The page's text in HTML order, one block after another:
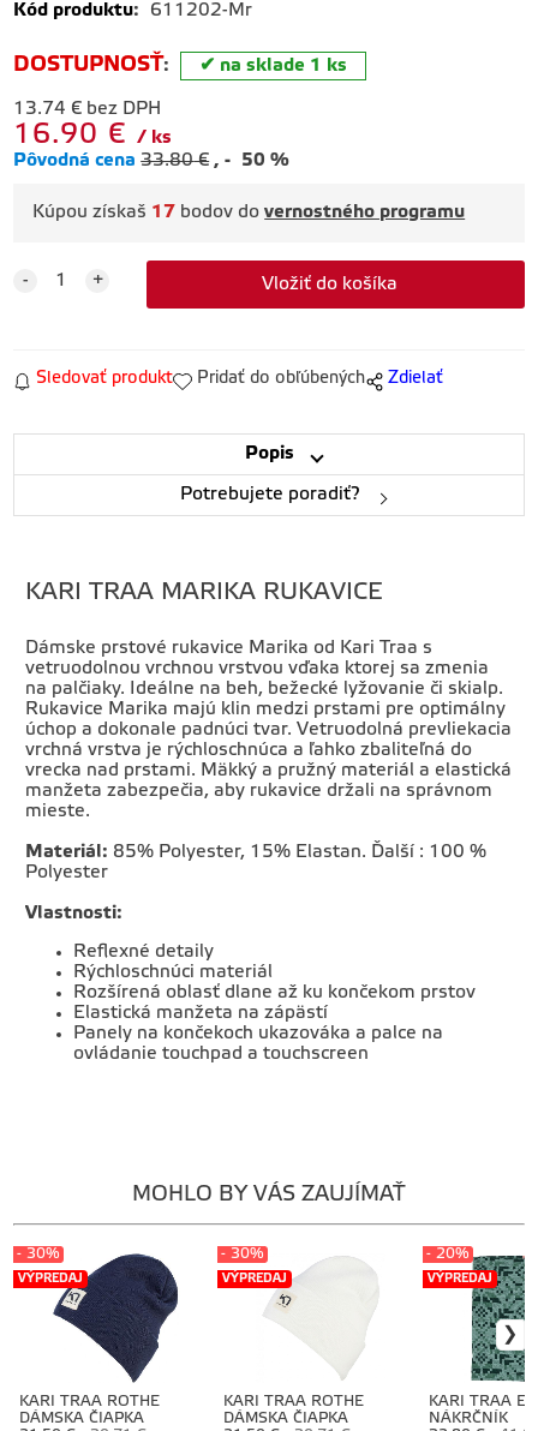
Kód produktu: 611202-Mr
DOSTUPNOSŤ: na sklade 1 ks
13.74 € bez DPH
16.90 €
ks
Pôvodná cena 33.80€ - 50 %
Kúpou získaš 17 bodov dovernostného programu
Sledovať produkt Pridať do obľúbených Zdielať
Popis
Potrebujete poradiť?
KARI TRAA MARIKA RUKAVICE
Dámske prstové rukavice Marika od Kari Traa s
vetruodolnou vrchnou vrstvou vďaka ktorej sa zmenia
na palčiaky. Ideálne na beh, bežecké lyžovanie či skialp.
Rukavice Marika majú klin medzi prstami pre optimálny
úchop a dokonale padnúci tvar. Vetruodolná prevliekacia
vrchná vrstva je rýchloschnúca a ľahko zbaliteľná do
vrecka nad prstami. Mäkký a pružný materiál a elastická
manžeta zabezpečia, aby rukavice držali na správnom
mieste.
Materiál: 85% Polyester, 15% Elastan. Ďalší : 100 %
Polyester
Vlastnosti:
Reflexné detaily
Rýchloschnúci materiál
Rozšírená oblasť dlane až ku končekom prstov
Elastická manžeta na zápästí
Panely na končekoch ukazováka a palce na
ovládanie touchpad a touchscreen
MOHLO BY VÁS ZAUJÍMAŤ
KARI TRAA ROTHE
DÁMSKA ČIAPKA
VÝPREDAJ
- 30%
KARI TRAA ROTHE
DÁMSKA ČIAPKA
VÝPREDAJ
- 30%
KARI TRAA
NÁKRČNÍK
VÝPREDAJ
- 20%